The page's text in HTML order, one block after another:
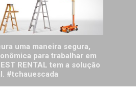
uma maneira segura,
para trabalhar em
RENTAL tem a solução
#tchauescada